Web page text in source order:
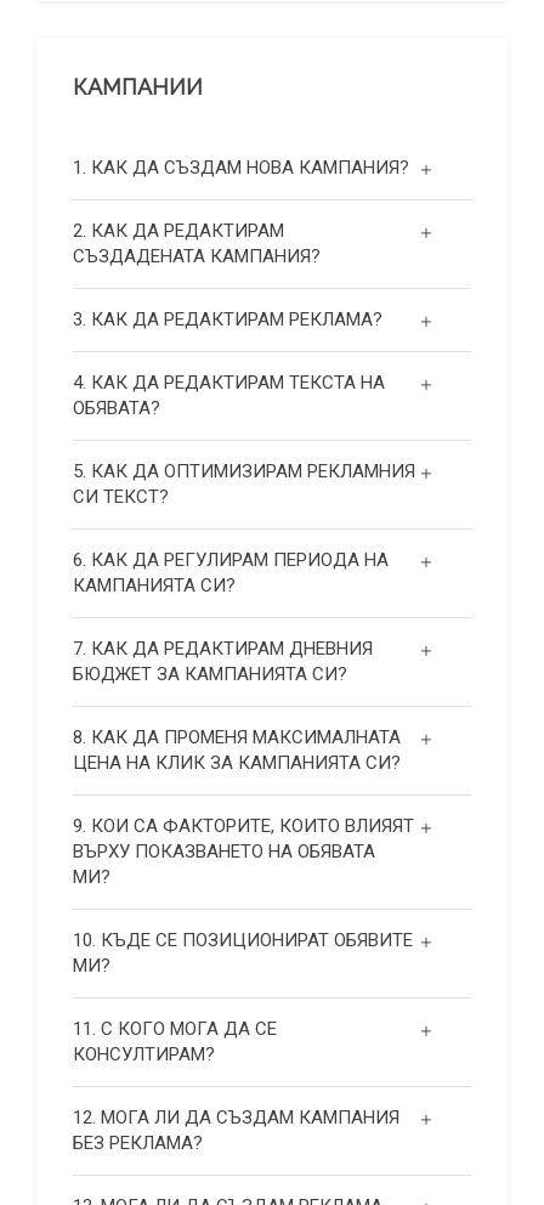
КАМПАНИИ
1. КАК ДА СЪЗДАМ НОВА КАМПАНИЯ?
2. КАК ДА РЕДАКТИРАМ
СЪЗДАДЕНАТА КАМПАНИЯ?
3. КАК ДА РЕДАКТИРАМ РЕКЛАМА?
4. КАК ДА РЕДАКТИРАМ ТЕКСТА НА
ОБЯВАТА?
5. КАК ДА ОПТИМИЗИРАМ РЕКЛАМНИЯ
СИ ТЕКСТ?
6. КАК ДА РЕГУЛИРАМ ПЕРИОДА НА
КАМПАНИЯТА СИ?
7. КАК ДА РЕДАКТИРАМ ДНЕВНИЯ
БЮДЖЕТ ЗА КАМПАНИЯТА СИ?
8. КАК ДА ПРОМЕНЯ МАКСИМАЛНАТА
ЦЕНА НА КЛИК ЗА КАМПАНИЯТА СИ?
9. КОИ СА ФАКТОРИТЕ, КОИТО ВЛИЯЯТ
ВЪРХУ ПОКАЗВАНЕТО НА ОБЯВАТА
МИ?
10. КЪДЕ СЕ ПОЗИЦИОНИРАТ ОБЯВИТЕ
МИ?
11. С КОГО МОГА ДА СЕ
КОНСУЛТИРАМ?
12. МОГА ЛИ ДА СЪЗДАМ КАМПАНИЯ
БЕЗ РЕКЛАМА?